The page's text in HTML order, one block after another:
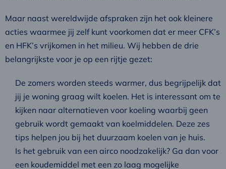
Maar naast wereldwijde afspraken zijn het ook kleinere
acties waarmee jij zelf kunt voorkomen dat er meer CFK’s
en HFK’s vrijkomen in het milieu. Wij hebben de drie
belangrijkste voor je op een rijtje gezet:
De zomers worden steeds warmer, dus begrijpelijk dat
jij je woning graag wilt koelen. Het is interessant om te
kijken naar alternatieven voor koeling waarbij geen
gebruik wordt gemaakt van koelmiddelen. Deze zes
tips helpen jou bij het duurzaam koelen van je huis.
Is het gebruik van een airco noodzakelijk? Ga dan voor
een koudemiddel met een zo laag mogelijke